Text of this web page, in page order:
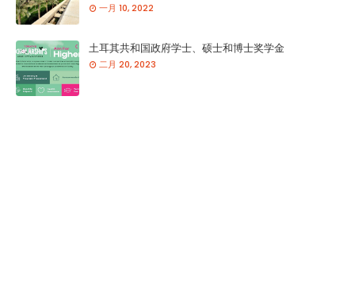
一月 10, 2022
土耳其共和国政府学士、硕士和博士奖学金
二月 20, 2023